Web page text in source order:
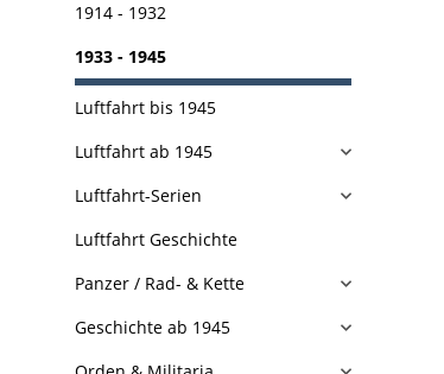
1914 - 1932
1933 - 1945
Luftfahrt bis 1945
Luftfahrt ab 1945
Luftfahrt-Serien
Luftfahrt Geschichte
Panzer / Rad- & Kette
Geschichte ab 1945